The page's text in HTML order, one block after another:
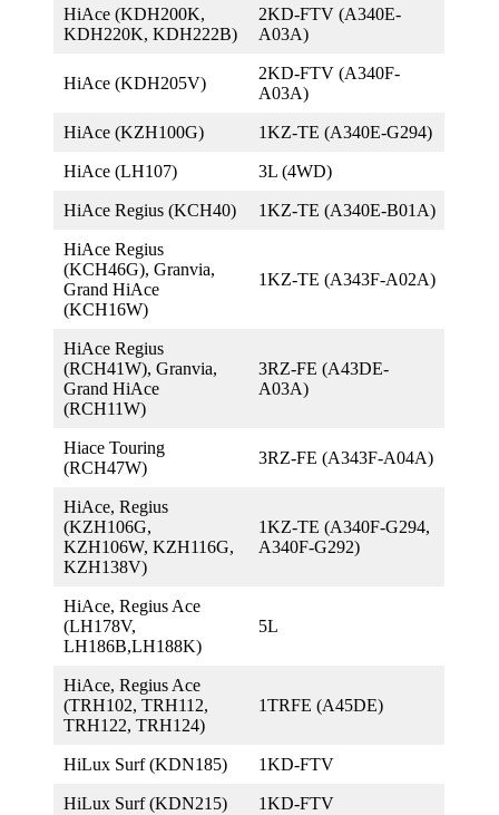
HiAce (KDH200K,
KDH220K, KDH222B)
2KD-FTV (A340E-
A03A)
HiAce (KDH205V)
2KD-FTV (A340F-
A03A)
HiAce (KZH100G) 1KZ-TE (A340E-G294)
HiAce (LH107) 3L (4WD)
HiAce Regius (KCH40) 1KZ-TE (A340E-B01A)
HiAce Regius
(KCH46G), Granvia,
Grand HiAce
(KCH16W)
1KZ-TE (A343F-A02A)
HiAce Regius
(RCH41W), Granvia,
Grand HiAce
(RCH11W)
3RZ-FE (A43DE-
A03A)
Hiace Touring
(RCH47W)
3RZ-FE (A343F-A04A)
HiAce, Regius
(KZH106G,
KZH106W, KZH116G,
KZH138V)
1KZ-TE (A340F-G294,
A340F-G292)
HiAce, Regius Ace
(LH178V,
LH186B,LH188K)
5L
HiAce, Regius Ace
(TRH102, TRH112,
TRH122, TRH124)
1TRFE (A45DE)
HiLux Surf (KDN185) 1KD-FTV
HiLux Surf (KDN215) 1KD-FTV